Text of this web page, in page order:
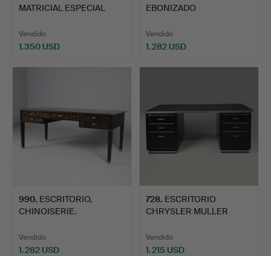
MATRICIAL ESPECIAL
Vendido
1.350 USD
EBONIZADO
D…
Vendido
1.282 USD
990. ESCRITORIO,
CHINOISERIE.
Vendido
1.282 USD
728. ESCRITORIO
CHRYSLER MULLER
Vendido
1.215 USD